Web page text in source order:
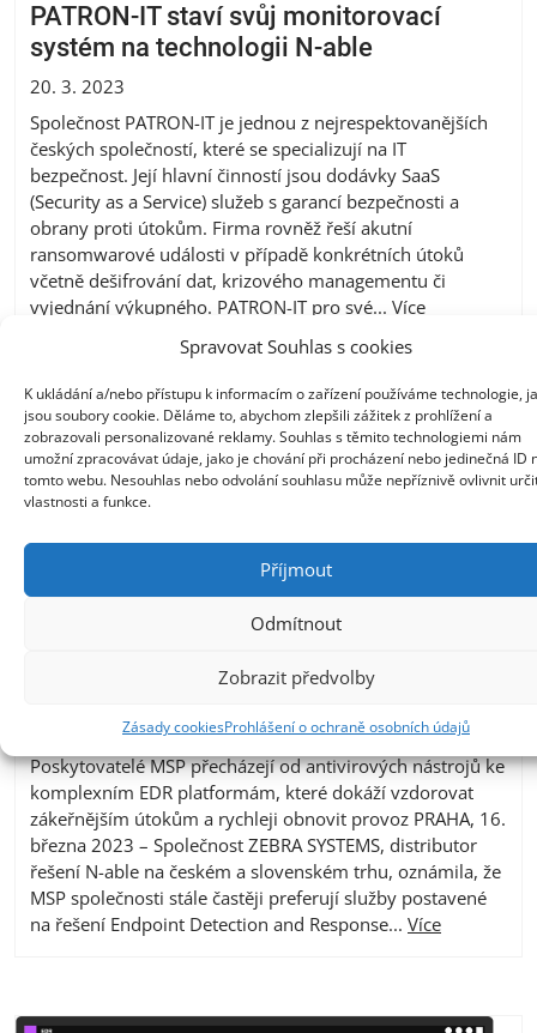
Spravovat Souhlas s cookies
K ukládání a/nebo přístupu k informacím o zařízení používáme technologie,
jsou soubory cookie. Děláme to, abychom zlepšili zážitek z prohlížení a
zobrazovali personalizované reklamy. Souhlas s těmito technologiemi nám
umožní zpracovávat údaje, jako je chování při procházení nebo jedinečná ID
tomto webu. Nesouhlas nebo odvolání souhlasu může nepříznivě ovlivnit
vlastnosti a funkce.
Příjmout
Odmítnout
Zobrazit předvolby
Zásady cookiesProhlášení o ochraně osobních údajů
PATRON-IT staví svůj monitorovací
systém na technologii N-able
20. 3. 2023
Společnost PATRON-IT je jednou z nejrespektovanějších
českých společností, které se specializují na IT
bezpečnost. Její hlavní činností jsou dodávky SaaS
(Security as a Service) služeb s garancí bezpečnosti a
obrany proti útokům. Firma rovněž řeší akutní
ransomwarové události v případě konkrétních útoků
včetně dešifrování dat, krizového managementu či
vyjednání výkupného. PATRON-IT pro své... Více
EDR již není luxus, ale nutnost
16. 3. 2023
Poskytovatelé MSP přecházejí od antivirových nástrojů ke
komplexním EDR platformám, které dokáží vzdorovat
zákeřnějším útokům a rychleji obnovit provoz PRAHA, 16.
března 2023 – Společnost ZEBRA SYSTEMS, distributor
řešení N-able na českém a slovenském trhu, oznámila, že
MSP společnosti stále častěji preferují služby postavené
na řešení Endpoint Detection and Response... Více